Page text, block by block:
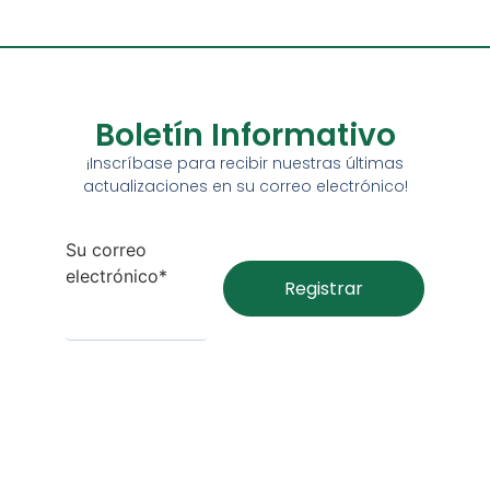
Boletín Informativo
¡Inscríbase para recibir nuestras últimas
actualizaciones en su correo electrónico!
Su correo
electrónico*